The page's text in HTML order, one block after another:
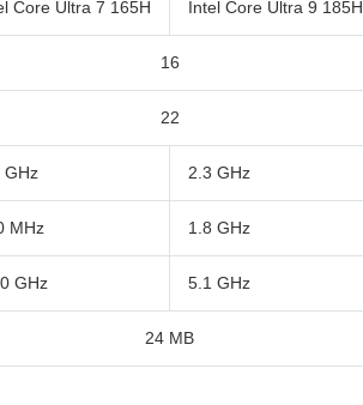
Core Ultra 7 165H Intel Core Ultra 9 185H
16
22
GHz 2.3 GHz
MHz 1.8 GHz
GHz 5.1 GHz
24 MB